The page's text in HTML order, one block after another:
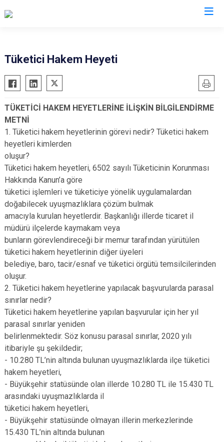
Gebze
Gölcük
Kandıra
Karamürsel
Körfez
Derince
Çayırova
Tüketici Hakem Heyeti
TÜKETİCİ HAKEM HEYETLERİNE İLİŞKİN BİLGİLENDİRME
METNİ
1. Tüketici hakem heyetlerinin görevi nedir? Tüketici hakem
heyetleri kimlerden
oluşur?
Tüketici hakem heyetleri, 6502 sayılı Tüketicinin Korunması
Hakkında Kanun’a göre
tüketici işlemleri ve tüketiciye yönelik uygulamalardan
doğabilecek uyuşmazlıklara çözüm bulmak
amacıyla kurulan heyetlerdir. Başkanlığı illerde ticaret il
müdürü ilçelerde kaymakam veya
bunların görevlendireceği bir memur tarafından yürütülen
tüketici hakem heyetlerinin diğer üyeleri
belediye, baro, tacir/esnaf ve tüketici örgütü temsilcilerinden
oluşur.
2. Tüketici hakem heyetlerine yapılacak başvurularda parasal
sınırlar nedir?
Tüketici hakem heyetlerine yapılan başvurular için her yıl
parasal sınırlar yeniden
belirlenmektedir. Söz konusu parasal sınırlar, 2020 yılı
itibariyle şu şekildedir;
- 10.280 TL’nin altında bulunan uyuşmazlıklarda ilçe tüketici
hakem heyetleri,
- Büyükşehir statüsünde olan illerde 10.280 TL ile 15.430 TL
arasındaki uyuşmazlıklarda il
tüketici hakem heyetleri,
- Büyükşehir statüsünde olmayan illerin merkezlerinde
15.430 TL’nin altında bulunan